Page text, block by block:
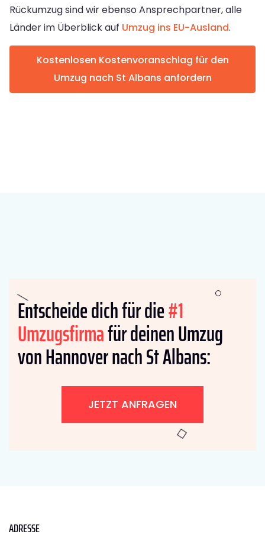
Rückumzug sind wir ebenso Ansprechpartner, alle
Länder im Überblick auf Umzug ins EU-Ausland.
Kostenlosen Kostenvoranschlag für den
Umzug nach St Albans anfordern
Entscheide dich für die#1
Umzugsfirmafür deinen Umzug
von Hannover nach St Albans:
JETZT ANFRAGEN
ADRESSE